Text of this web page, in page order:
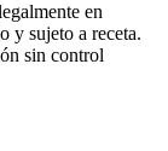
en
y sujeto a receta.
sin control